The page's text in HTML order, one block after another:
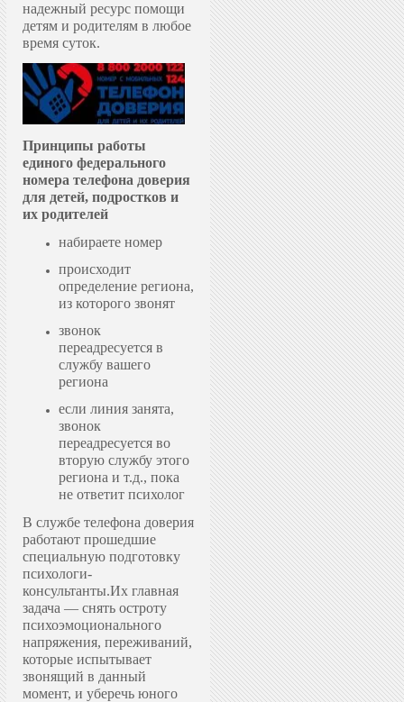
надежный ресурс помощи
детям и родителям в любое
время суток.
Принципы работы
единого федерального
номера телефона доверия
для детей, подростков и
их родителей
набираете номер
происходит
определение региона,
из которого звонят
звонок
переадресуется в
службу вашего
региона
если линия занята,
звонок
переадресуется во
вторую службу этого
региона и т.д., пока
не ответит психолог
В службе телефона доверия
работают прошедшие
специальную подготовку
психологи-
консультанты.Их главная
задача — снять остроту
психоэмоционального
напряжения, переживаний,
которые испытывает
звонящий в данный
момент, и уберечь юного